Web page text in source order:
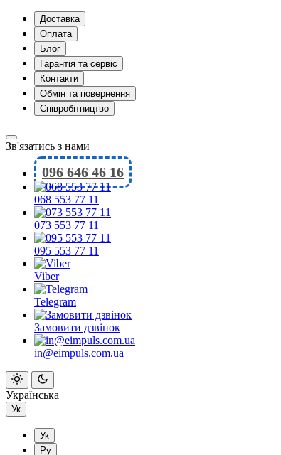
Доставка
Оплата
Блог
Гарантія та сервіс
Контакти
Обмін та повернення
Співробітництво
Зв'язатись з нами
096 646 46 16
068 553 77 11
073 553 77 11
095 553 77 11
Viber
Telegram
Замовити дзвінок
in@eimpuls.com.ua
Українська
Ук
Ук
Ру